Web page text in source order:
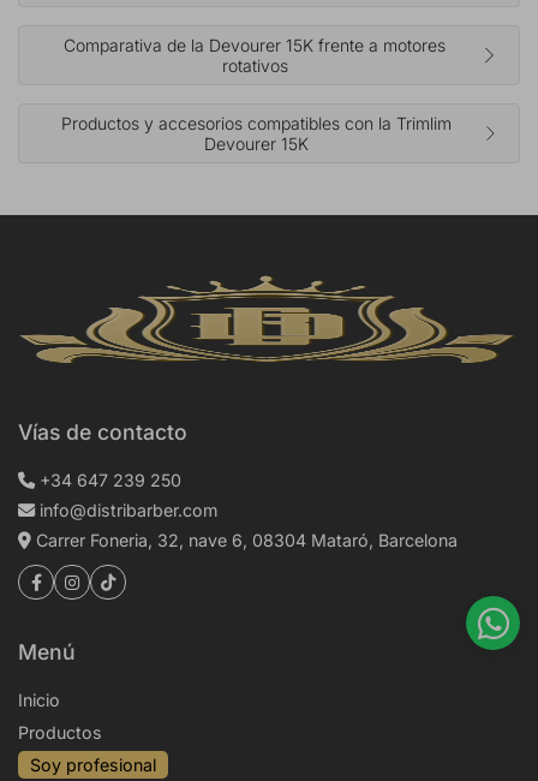
Comparativa de la Devourer 15K frente a motores
rotativos
Productos y accesorios compatibles con la Trimlim
Devourer 15K
Vías de contacto
+34 647 239 250
info@distribarber.com
Carrer Foneria, 32, nave 6, 08304 Mataró, Barcelona
Menú
Inicio
Productos
Soy profesional